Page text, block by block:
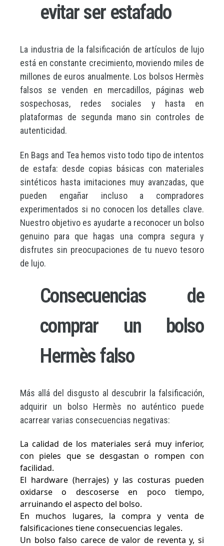
evitar ser estafado
La industria de la falsificación de artículos de lujo
está en constante crecimiento, moviendo miles de
millones de euros anualmente. Los bolsos Hermès
falsos se venden en mercadillos, páginas web
sospechosas, redes sociales y hasta en
plataformas de segunda mano sin controles de
autenticidad.
En Bags and Tea hemos visto todo tipo de intentos
de estafa: desde copias básicas con materiales
sintéticos hasta imitaciones muy avanzadas, que
pueden engañar incluso a compradores
experimentados si no conocen los detalles clave.
Nuestro objetivo es ayudarte a reconocer un bolso
genuino para que hagas una compra segura y
disfrutes sin preocupaciones de tu nuevo tesoro
de lujo.
Consecuencias de
comprar un bolso
Hermès falso
Más allá del disgusto al descubrir la falsificación,
adquirir un bolso Hermès no auténtico puede
acarrear varias consecuencias negativas:
La calidad de los materiales será muy inferior,
con pieles que se desgastan o rompen con
facilidad.
El hardware (herrajes) y las costuras pueden
oxidarse o descoserse en poco tiempo,
arruinando el aspecto del bolso.
En muchos lugares, la compra y venta de
falsificaciones tiene consecuencias legales.
Un bolso falso carece de valor de reventa y, si